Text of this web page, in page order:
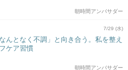
朝時間アンバサダー
7/29 (水)
んとなく不調」と向き合う。私を整え
ケア習慣
朝時間アンバサダー